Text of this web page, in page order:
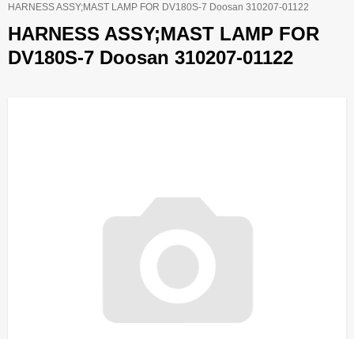
HARNESS ASSY;MAST LAMP FOR DV180S-7 Doosan 310207-01122
HARNESS ASSY;MAST LAMP FOR
DV180S-7 Doosan 310207-01122